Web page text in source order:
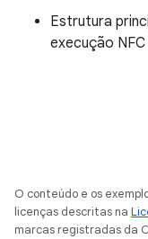
Estrutura
execução NFC
O conteúdo e os
licenças descritas na
marcas registradas da